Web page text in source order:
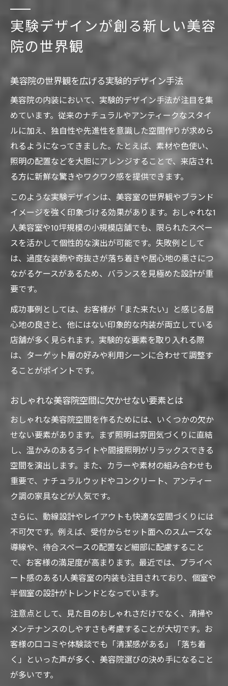
実験デザインが創る新しい美容
院の世界観
美容院の世界観を広げる実験的デザイン手法
美容院の内装において、実験的デザイン手法が注目を集
めています。従来のナチュラルやアンティークなスタイ
ルに加え、独自性や先進性を意識した空間作りが求めら
れるようになってきました。たとえば、素材や色使い、
照明の配置などを大胆にアレンジすることで、来店され
る方に新鮮な驚きやワクワク感を提供できます。
このような実験デザインは、美容室の世界観やブランド
イメージを強く印象づける効果があります。おしゃれな1
人美容室や10坪規模の小規模店舗でも、限られたスペー
スを活かして個性的な演出が可能です。失敗例として
は、過度な装飾や奇抜さが落ち着きや居心地の悪さにつ
ながるケースがあるため、バランスを見極めた設計が重
要です。
成功事例としては、お客様が「また来たい」と感じる居
心地の良さと、他にはない印象的な内装が両立している
店舗が多く見られます。実験的な要素を取り入れる際
は、ターゲット層の好みや利用シーンに合わせて調整す
ることがポイントです。
おしゃれな美容院空間に欠かせない要素とは
おしゃれな美容院空間を作るためには、いくつかの欠か
せない要素があります。まず照明は雰囲気づくりに直結
し、温かみのあるライトや間接照明がリラックスできる
空間を演出します。また、カラーや素材の組み合わせも
重要で、ナチュラルウッドやコンクリート、アンティー
ク調の家具などが人気です。
さらに、動線設計やレイアウトも快適な空間づくりには
不可欠です。例えば、受付からセット面へのスムーズな
導線や、待合スペースの配置など細部に配慮すること
で、お客様の満足度が高まります。最近では、プライベ
ート感のある1人美容室の内装も注目されており、個室や
半個室の設計がトレンドとなっています。
注意点として、見た目のおしゃれさだけでなく、清掃や
メンテナンスのしやすさも考慮することが大切です。お
客様の口コミや体験談でも「清潔感がある」「落ち着
く」といった声が多く、美容院選びの決め手になること
が多いです。